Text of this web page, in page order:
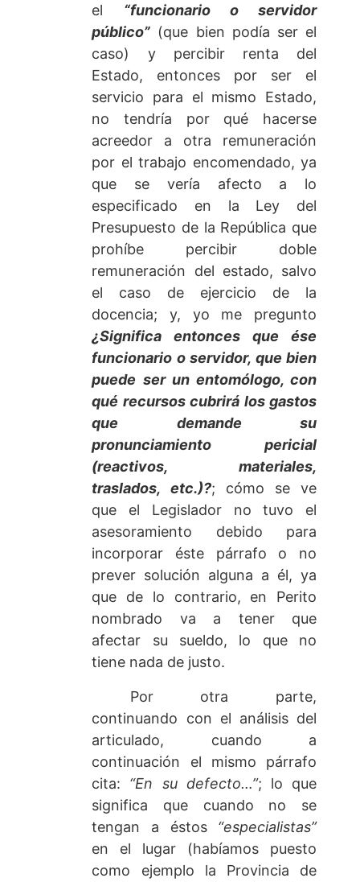
el “funcionario o servidor
público” (que bien podía ser el
caso) y percibir renta del
Estado, entonces por ser el
servicio para el mismo Estado,
no tendría por qué hacerse
acreedor a otra remuneración
por el trabajo encomendado, ya
que se vería afecto a lo
especificado en la Ley del
Presupuesto de la República que
prohíbe percibir doble
remuneración del estado, salvo
el caso de ejercicio de la
docencia; y, yo me pregunto
¿Significa entonces que ése
funcionario o servidor, que bien
puede ser un entomólogo, con
qué recursos cubrirá los gastos
que demande su
pronunciamiento pericial
(reactivos, materiales,
traslados, etc.)?; cómo se ve
que el Legislador no tuvo el
asesoramiento debido para
incorporar éste párrafo o no
prever solución alguna a él, ya
que de lo contrario, en Perito
nombrado va a tener que
afectar su sueldo, lo que no
tiene nada de justo.
Por otra parte,
continuando con el análisis del
articulado, cuando a
continuación el mismo párrafo
cita: “En su defecto…”; lo que
significa que cuando no se
tengan a éstos “especialistas”
en el lugar (habíamos puesto
como ejemplo la Provincia de